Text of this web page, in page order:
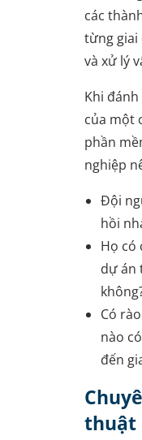
các
từng giai
và xử lý
Khi
của một
phần
nghiệp
Đội
hồi
Họ có
dự án
Có
nào
đến
thuật